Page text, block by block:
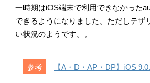
一時期はiOS端末で利用できなかった
できるようになりました。ただしテ
い状況のようです。。
【A・D・AP・DP】iOS